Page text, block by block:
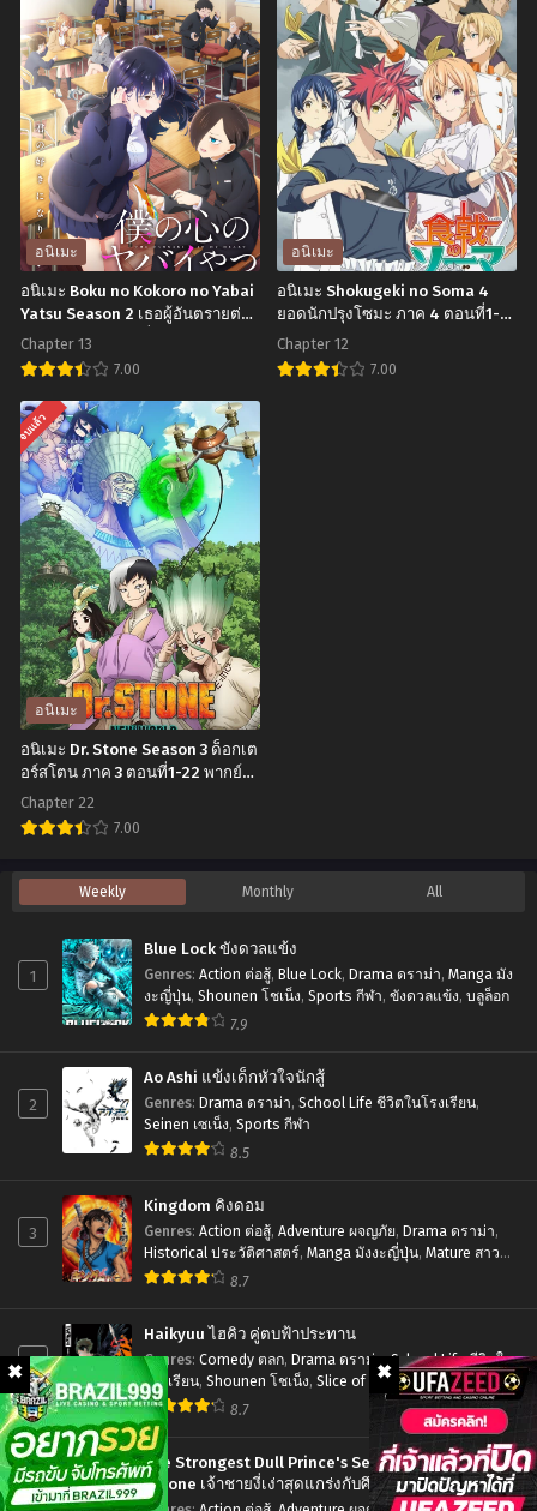
เมะ
Seiken
Gakuin
no
Makentsukai
จอม
มาร
เกิด
ใหม่
วิทยาลัย
ผู้
พิทักษ์
ตอน
ที่1-
12
พากย์
ไทย+ซับ
ไทย
เมะ
Jujutsu
Kaisen
มหา
เวทย์
ผนึก
มาร
ตอน
ที่1-
24
พากย์
ไทย+ซับ
อนิเมะ
อนิเมะ Boku no Kokoro no Yabai
Yatsu Season 2 เธอผู้อันตรายต่อ
ใจผม ภาค 2 ตอนที่1-13 ซับไทย
Chapter 13
7.00
อ
นิ
เมะ
Boku
no
Kokoro
no
Yabai
Yatsu
Season
2
เธอ
ผู้
อันตราย
ต่อ
ใจผม
2
ตอน
ซับ
ไทย
อนิเมะ
อนิเมะ Shokugeki no Soma 4
ยอดนักปรุงโซมะ ภาค 4 ตอนที่1-12
พากย์ไทย+ซับไทย
Chapter 12
7.00
ที่1-
12
ไทย+ซับ
ไทย
จบแล้ว
อนิเมะ
อนิเมะ Dr. Stone Season 3 ด็อกเต
อร์สโตน ภาค 3 ตอนที่1-22 พากย์
ไทย+ซับไทย
Chapter 22
7.00
อ
นิ
Dr.
Stone Season 3
เต
3
พากย์
ไทย+ซับ
ไทย
Weekly Monthly All
1
Blue Lock ขังดวลแข้ง
Genres: Action ต่อสู้, Blue Lock, Drama ดราม่า, Manga มัง
งะญี่ปุ่น, Shounen โชเน็ง, Sports กีฬา, ขังดวลแข้ง, บลูล็อก
7.9
2
Ao Ashi แข้งเด็กหัวใจนักสู้
Genres: Drama ดราม่า, School Life ชีวิตในโรงเรียน,
Seinen เซเน็ง, Sports กีฬา
8.5
3
Kingdom คิงดอม
Genres: Action ต่อสู้, Adventure ผจญภัย, Drama ดราม่า,
Historical ประวัติศาสตร์, Manga มังงะญี่ปุ่น, Mature สาว
ใหญ่,Seinen เซเน็ง
8.7
4
Haikyuu ไฮคิว คู่ตบฟ้าประทาน
Genres: Comedy ตลก, Drama ดราม่า,School Life ชีวิตใน
โรงเรียน, Shounen โชเน็ง, Slice of Life รั้วโรงเรียน,
Sports กีฬา
8.7
5
The Strongest Dull Prince's Secret Battle for the
Throne เจ้าชายงี่เง่าสุดแกร่งกับศึกชิงราชสมบัติ